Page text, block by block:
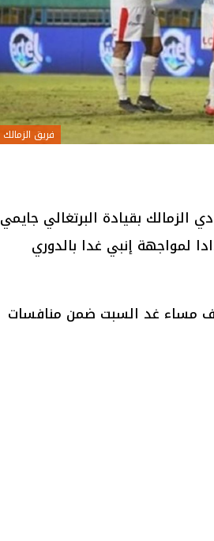
فريق الزمالك
الزمالك بقيادة البرتغالي جايمي
لمواجهة إنبي غدا بالدوري
مساء غد السبت ضمن منافسات